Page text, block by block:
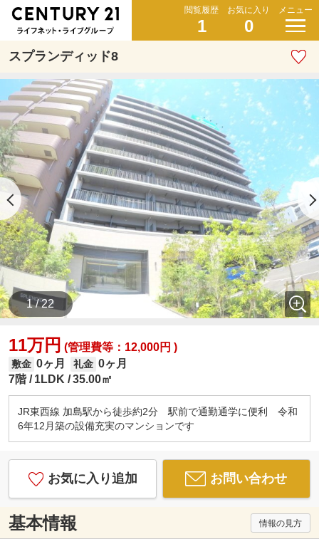
閲覧履歴
1
お気に入り
0
メニュー
スプランディッド8
1 / 22
11万円 (管理費等：12,000円 )
敷金 0ヶ月 礼金 0ヶ月
7階
1LDK 35.00㎡
JR東西線 加島駅から徒歩約2分 駅前で通勤通学に便利 令和
6年12月築の設備充実のマンションです
お気に入り追加 お問い合わせ
基本情報 情報の見方